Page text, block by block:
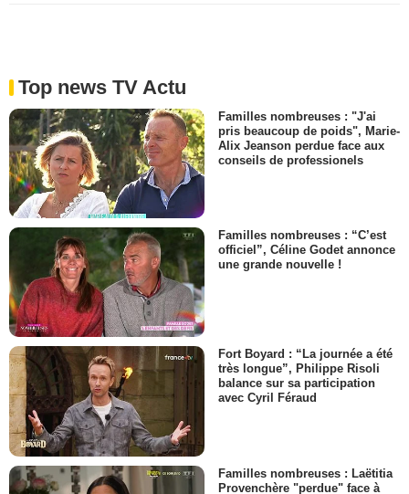
Top news TV Actu
Familles nombreuses : "J'ai
pris beaucoup de poids", Marie-
Alix Jeanson perdue face aux
conseils de professionels
Familles nombreuses : “C’est
officiel”, Céline Godet annonce
une grande nouvelle !
Fort Boyard : “La journée a été
très longue”, Philippe Risoli
balance sur sa participation
avec Cyril Féraud
Familles nombreuses : Laëtitia
Provenchère "perdue" face à